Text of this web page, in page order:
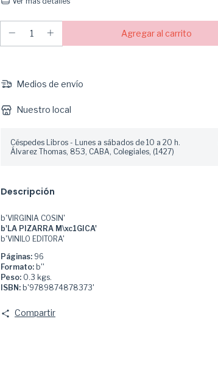
Medios de envío
Nuestro local
Céspedes Libros - Lunes a sábados de 10 a 20 h.
Álvarez Thomas, 853, CABA, Colegiales, (1427)
Descripción
b'VIRGINIA COSIN'
b'LA PIZARRA M\xc1GICA'
b'VINILO EDITORA'
Páginas: 96
Formato: b''
Peso: 0.3 kgs.
ISBN: b'9789874878373'
Compartir